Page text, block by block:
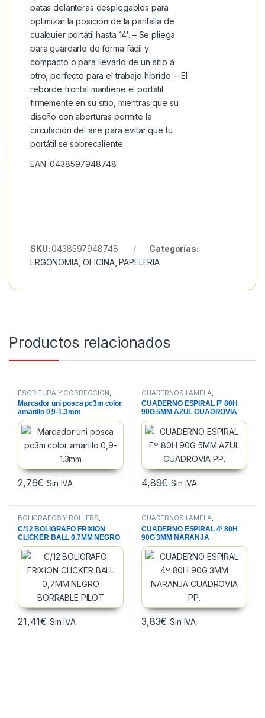
patas delanteras desplegables para
optimizar la posición de la pantalla de
cualquier portátil hasta 14′. – Se pliega
para guardarlo de forma fácil y
compacto o para llevarlo de un sitio a
otro, perfecto para el trabajo hibrido. – El
reborde frontal mantiene el portátil
firmemente en su sitio, mientras que su
diseño con aberturas permite la
circulación del aire para evitar que tu
portátil se sobrecaliente.
EAN :0438597948748
SKU:0438597948748
Categorías:
ERGONOMIA,OFICINA,PAPELERIA
Productos relacionados
ESCRITURA Y CORRECCION
PAPELERIA ROTULADORES
PARA CARTELERIA
Marcador uni posca pc3m color
amarillo 0,9-1.3mm
2,76€ Sin IVA
CUADERNOS LAMELA
CUADERNOS, BLOCS Y PAPEL
PAPELERIA
CUADERNO ESPIRAL Fº 80H
90G 5MM AZUL CUADROVIA
PP.
4,89€ Sin IVA
BOLIGRAFOS Y ROLLERS,
ESCRITURA Y CORRECCION
PAPELERIA
C/12 BOLIGRAFO FRIXION
CLICKER BALL 0,7MM NEGRO
BORRABLE PILOT
21,41€ Sin IVA
CUADERNOS LAMELA,
CUADERNOS, BLOCS Y PAPEL
PAPELERIA
CUADERNO ESPIRAL 4º 80H
90G 3MM NARANJA
CUADROVIA PP.
3,83€ Sin IVA